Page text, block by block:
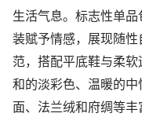
生活气息。标志性单
装赋予情感，展现随
范，搭配平底鞋与柔
和的淡彩色、温暖的
面、法兰绒和府绸等丰